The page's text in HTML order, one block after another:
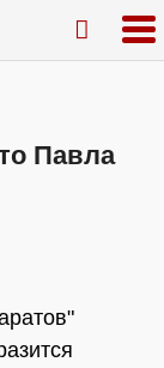
Павла